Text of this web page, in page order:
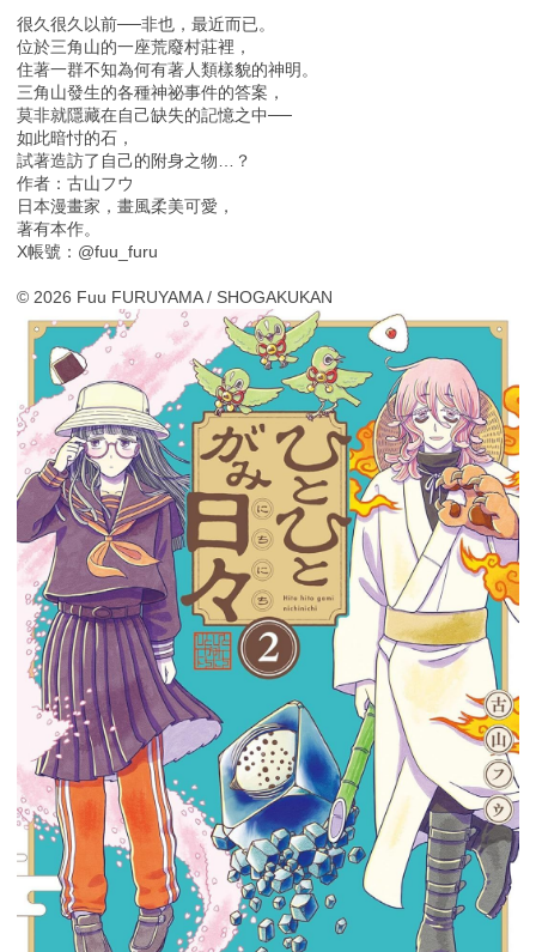
很久很久以前──非也，最近而已。
位於三角山的一座荒廢村莊裡，
住著一群不知為何有著人類樣貌的神明。
三角山發生的各種神祕事件的答案，
莫非就隱藏在自己缺失的記憶之中──
如此暗忖的石，
試著造訪了自己的附身之物…？
作者：古山フウ
日本漫畫家，畫風柔美可愛，
著有本作。
X帳號：@fuu_furu
© 2026 Fuu FURUYAMA / SHOGAKUKAN